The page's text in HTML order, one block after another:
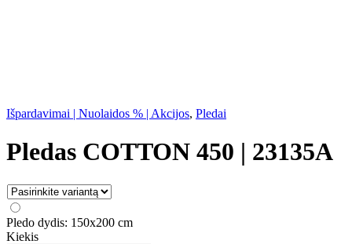
Išpardavimai | Nuolaidos % | Akcijos, Pledai
Pledas COTTON 450 | 23135A
Pledo dydis: 150x200 cm
Kiekis